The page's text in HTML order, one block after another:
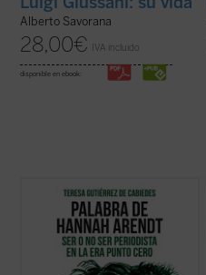
Alberto Savorana
28,00€ IVA incluido
disponible en ebook:
Ilustración de portada: Hervé Alústiza.
Sofía es una universitaria en crisis que se
está planteando dejar la carrera de
Económicas y Derecho a pesar de sus
brillantes calificaciones. Tras ver una
película sobre la filósofa y ...(ver ficha)